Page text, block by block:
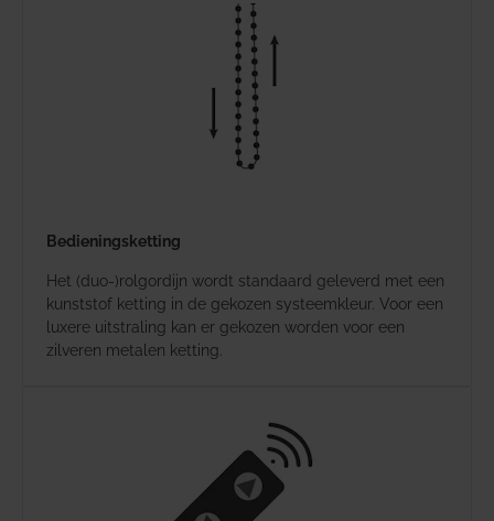
Bedieningsketting
Het (duo-)rolgordijn wordt standaard geleverd met een
kunststof ketting in de gekozen systeemkleur. Voor een
luxere uitstraling kan er gekozen worden voor een
zilveren metalen ketting.